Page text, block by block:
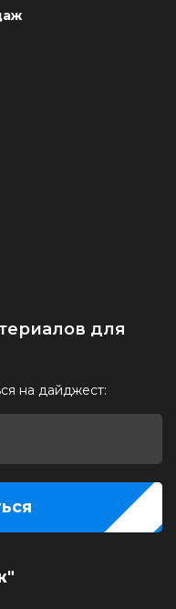
для
на дайджест: